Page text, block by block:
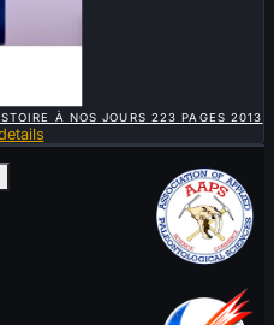
À NOS JOURS 223 PAGES 2013